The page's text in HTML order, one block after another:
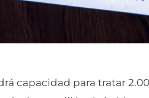
capacidad para tratar